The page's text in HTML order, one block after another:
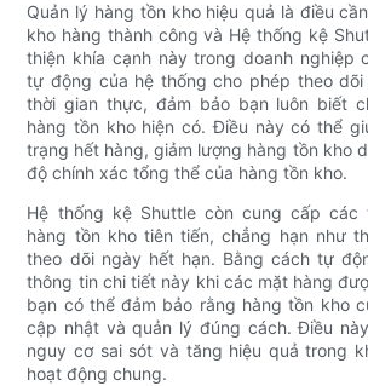
Quản lý hàng tồn kho hiệu quả là điều
kho hàng thành công và Hệ thống kệ
thiện khía cạnh này trong doanh nghiệp
tự động của hệ thống cho phép theo
thời gian thực, đảm bảo bạn luôn biết
hàng tồn kho hiện có. Điều này có thể
trạng hết hàng, giảm lượng hàng tồn kho
độ chính xác tổng thể của hàng tồn kho.
Hệ thống kệ Shuttle còn cung cấp các
hàng tồn kho tiên tiến, chẳng hạn như
theo dõi ngày hết hạn. Bằng cách tự
thông tin chi tiết này khi các mặt hàng
bạn có thể đảm bảo rằng hàng tồn kho
cập nhật và quản lý đúng cách. Điều
nguy cơ sai sót và tăng hiệu quả trong
hoạt động chung.